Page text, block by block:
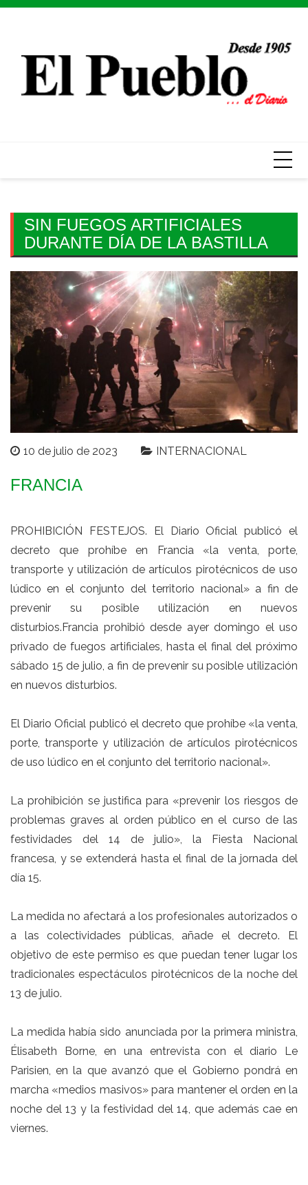
Skip
SIN FUEGOS ARTIFICIALES
DURANTE DÍA DE LA BASTILLA
10 de julio de 2023 INTERNACIONAL
FRANCIA
PROHIBICIÓN FESTEJOS. El Diario Oficial publicó el
decreto que prohíbe en
Francia«la venta, porte,
transporte y utilización de artículos pirotécnicos de uso
lúdico en el conjunto del territorio nacional» a fin de
prevenirsu posible utilización en nuevos
disturbios. Francia prohibió desde ayer domingo el uso
privado de fuegos artificiales, hasta el final del próximo
sábado 15 de julio, a fin de prevenir su posible utilización
en nuevos disturbios.
El Diario Oficial publicó el decreto que prohíbe «la venta,
porte, transporte y utilización de artículos pirotécnicos
de uso lúdico en el conjunto del territorio nacional».
La prohibición se justifica para «prevenir los riesgos de
problemas graves al orden público en el curso de las
festividades del 14 de julio», la Fiesta Nacional
francesa, y se extenderá hasta el final de la jornada del
día 15.
La medida no afectará a los profesionales autorizados o
a las colectividades públicas, añade el decreto. El
objetivo de este permiso es que puedan tener lugar los
tradicionales espectáculos pirotécnicos de la noche del
13 de julio.
La medida había sido anunciada por la primera ministra,
Élisabeth Borne, en una entrevista con el diario Le
Parisien, en la que avanzó que el Gobierno pondrá en
marcha «medios masivos» para mantener el orden en la
noche del 13 y la festividad del 14, que además cae en
viernes.